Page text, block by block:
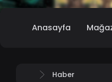
Anasayfa
Haber